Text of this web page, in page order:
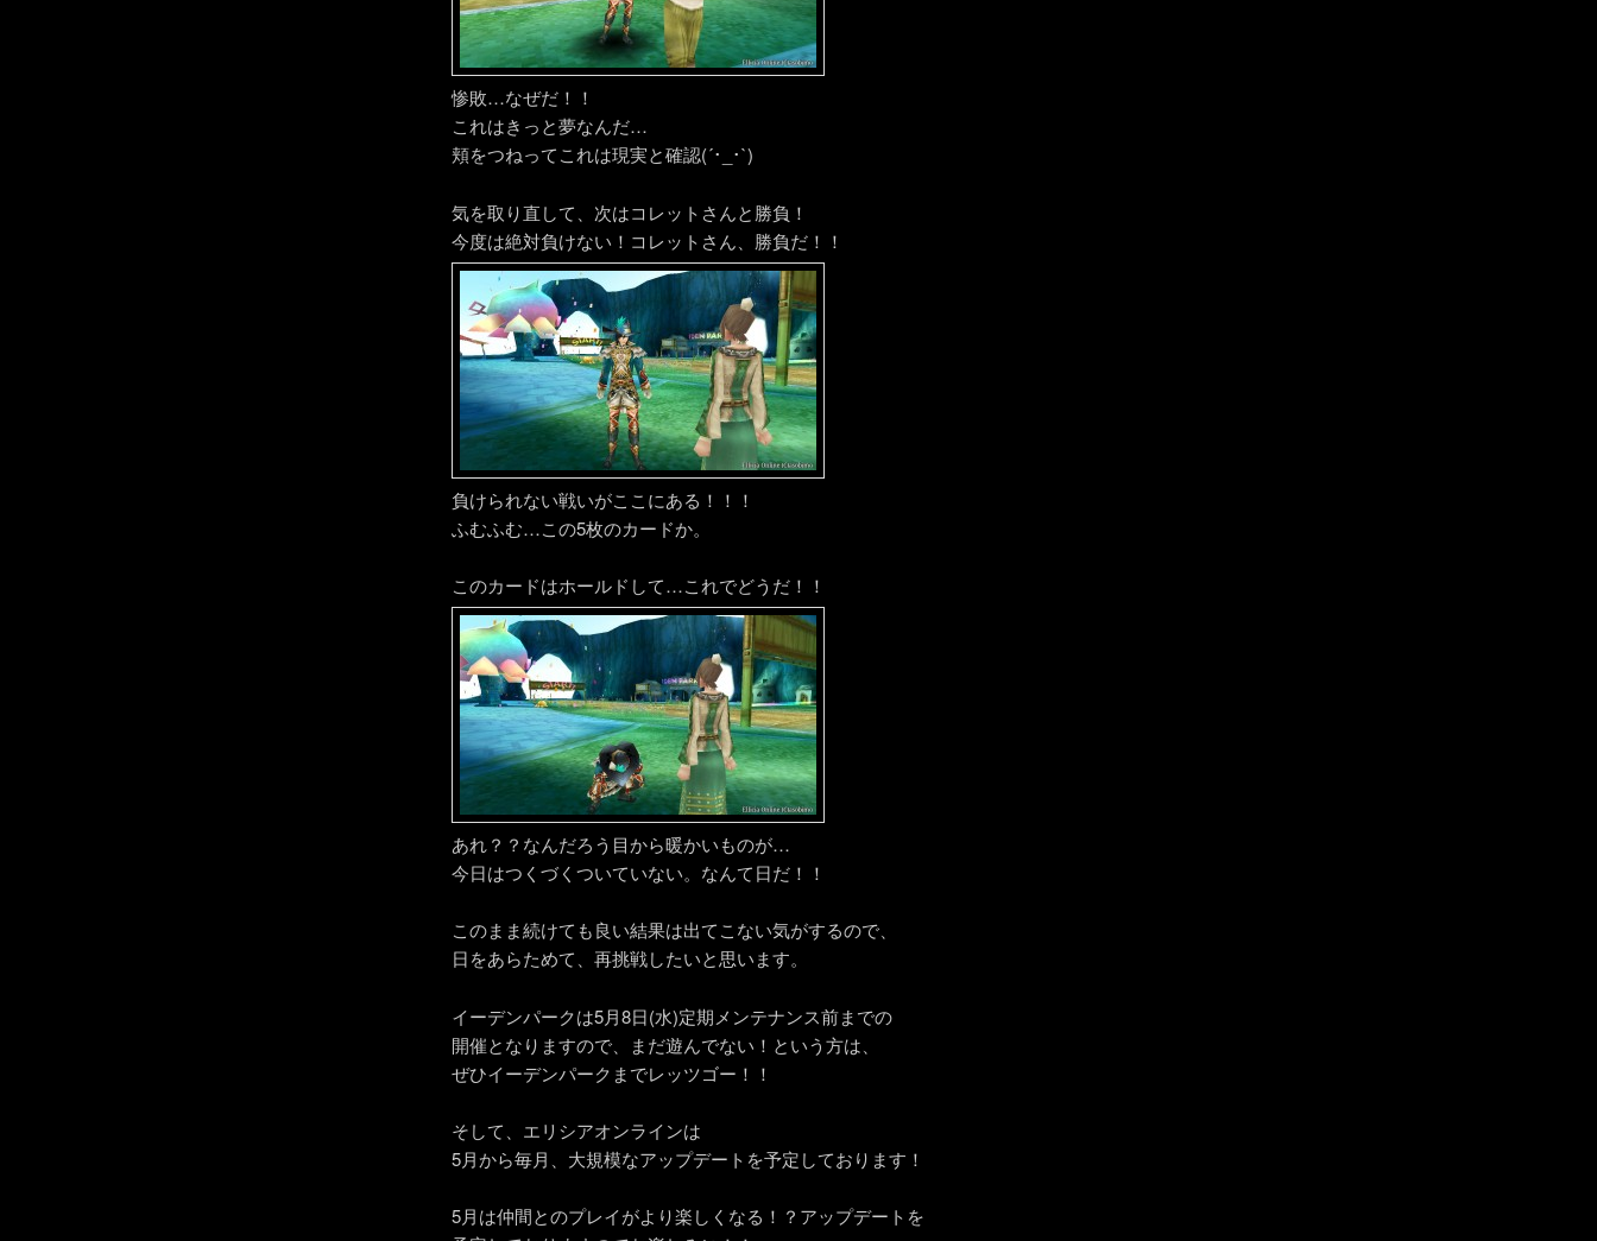
惨敗…なぜだ！！
これはきっと夢なんだ…
頬をつねってこれは現実と確認(´･_･`)
気を取り直して、次はコレットさんと勝負！
今度は絶対負けない！コレットさん、勝負だ！！
負けられない戦いがここにある！！！
ふむふむ…この5枚のカードか。
このカードはホールドして…これでどうだ！！
あれ？？なんだろう目から暖かいものが…
今日はつくづくついていない。なんて日だ！！
このまま続けても良い結果は出てこない気がするので、
日をあらためて、再挑戦したいと思います。
イーデンパークは5月8日(水)定期メンテナンス前までの
開催となりますので、まだ遊んでない！という方は、
ぜひイーデンパークまでレッツゴー！！
そして、エリシアオンラインは
5月から毎月、大規模なアップデートを予定しております！
5月は仲間とのプレイがより楽しくなる！？アップデートを